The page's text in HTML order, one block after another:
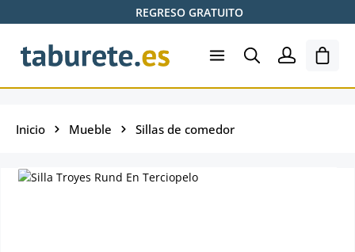
Saltar al contenido principalREGRESO GRATUITO
El
Inicio Mueble Sillas de comedor